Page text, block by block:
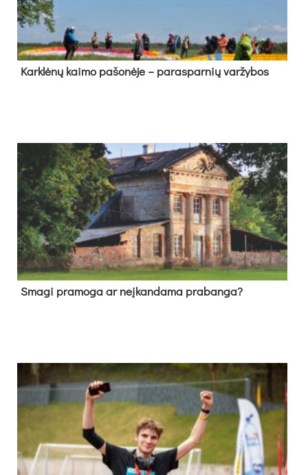
Kark­lė­nų kai­mo pa­šo­nė­je – pa­ras­par­nių var­žy­bos
Sma­gi pra­mo­ga ar neį­kan­da­ma pra­ban­ga?